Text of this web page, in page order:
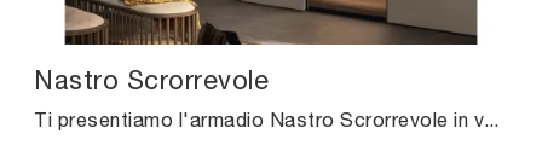
Nastro Scrorrevole
Ti presentiamo l'armadio Nastro Scrorrevole in vetro di Pianca! Una ricca gamma di armadi a muro con ante scorrevoli.